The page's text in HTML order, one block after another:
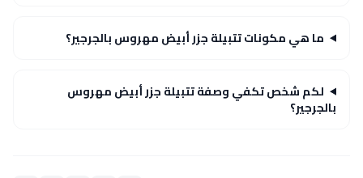
ما هي مكونات تتبيلة جزر أبيض مهروس بالجرجير؟
لكم شخص تكفي وصفة تتبيلة جزر أبيض مهروس
بالجرجير؟